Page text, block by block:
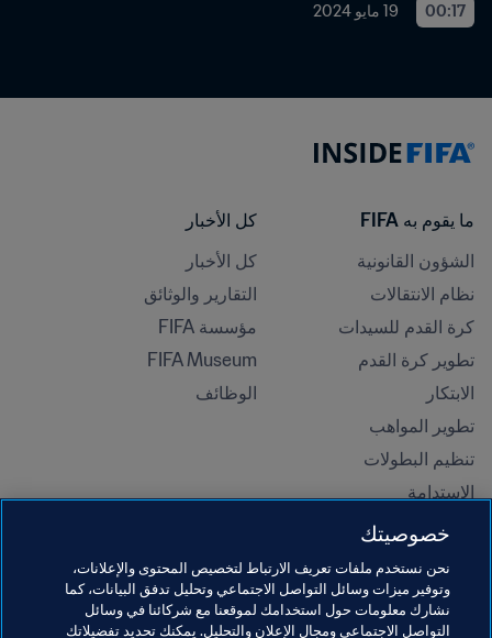
00:17 19 مايو 2024
ما يقوم به FIFA
الشؤون القانونية
نظام الانتقالات
كرة القدم للسيدات
تطوير كرة القدم
الابتكار
تطوير المواهب
تنظيم البطولات
الاستدامة
حقوق الإنسان ومناهضة التمييز
المبادرات التعليمية
كل الأخبار
كل الأخبار
التقارير والوثائق
مؤسسة FIFA
FIFA Museum
الوظائف
خصوصيتك
نحن نستخدم ملفات تعريف الارتباط لتخصيص المحتوى والإعلانات،
وتوفير ميزات وسائل التواصل الاجتماعي وتحليل تدفق البيانات، كما
نشارك معلومات حول استخدامك لموقعنا مع شركائنا في وسائل
التواصل الاجتماعي ومجال الإعلان والتحليل. يمكنك تحديد تفضيلاتك